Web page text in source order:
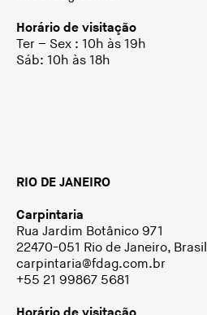
Horário de visitação
Ter – Sex : 10h às 19h
Sáb: 10h às 18h
RIO DE JANEIRO
Carpintaria
Rua Jardim Botânico 971
22470-051 Rio de Janeiro, Brasil
carpintaria@fdag.com.br
+55 21 99867 5681